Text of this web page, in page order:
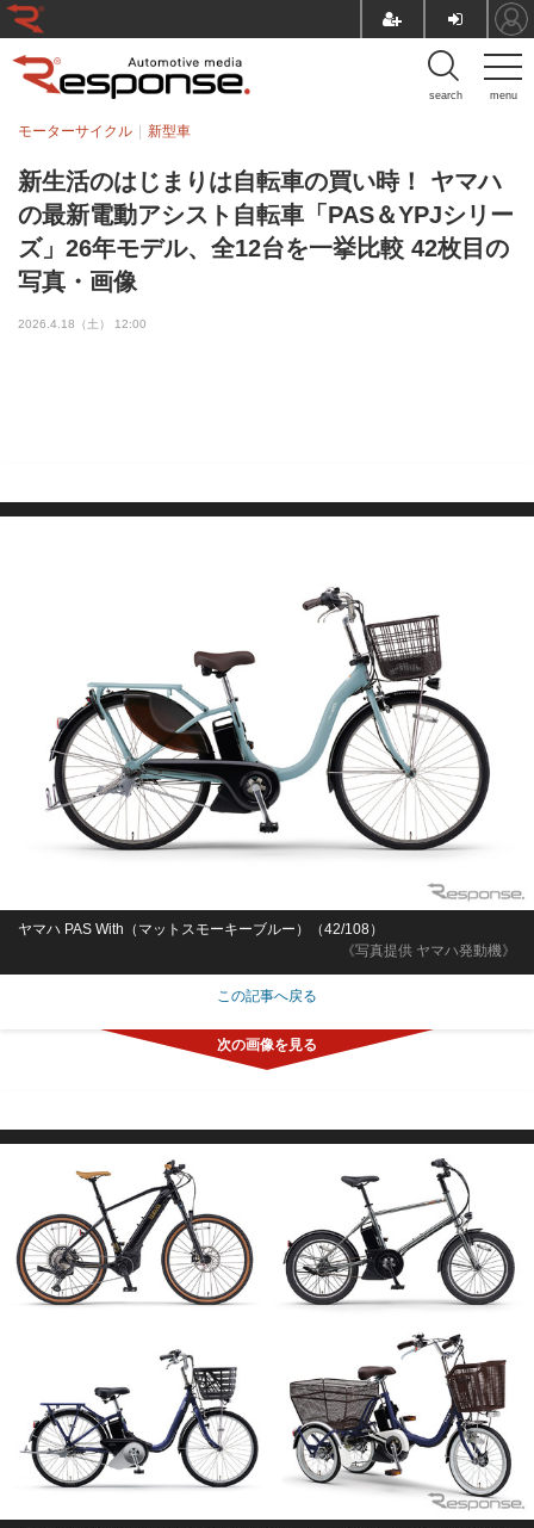
menu
search
新生活のはじまりは自転車の買い時！ ヤマハ
の最新電動アシスト自転車「PAS＆YPJシリー
ズ」26年モデル、全12台を一挙比較 42枚目の
写真・画像
モーターサイクル 新型車
2026.4.18（土） 12:00
《写真提供 ヤマハ発動機》
ヤマハ PAS With（マットスモーキーブルー）（42/108）
この記事へ戻る